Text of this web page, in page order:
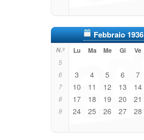
Febbraio 1936
N.º Lu Ma Me Gi Ve
5
6 3 4 5 6 7
7 10 11 12 13 14
8 17 18 19 20 21
9 24 25 26 27 28